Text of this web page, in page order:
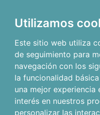
Utilizamos
Este sitio web utiliza
de seguimiento para
navegación con los
la funcionalidad
una mejor experiencia
interés en nuestros
personalizar las